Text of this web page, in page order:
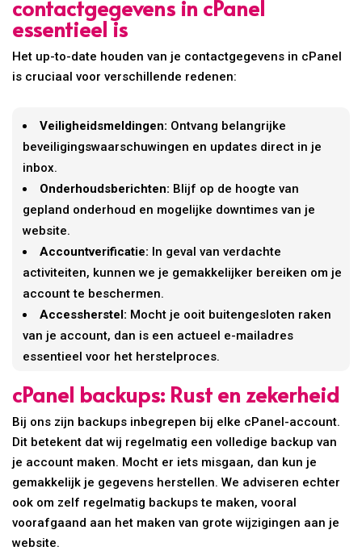
contactgegevens in cPanel
essentieel is
Het up-to-date houden van je contactgegevens in cPanel
is cruciaal voor verschillende redenen:
Veiligheidsmeldingen: Ontvang belangrijke
beveiligingswaarschuwingen en updates direct in je
inbox.
Onderhoudsberichten: Blijf op de hoogte van
gepland onderhoud en mogelijke downtimes van je
website.
Accountverificatie: In geval van verdachte
activiteiten, kunnen we je gemakkelijker bereiken om je
account te beschermen.
Accessherstel: Mocht je ooit buitengesloten raken
van je account, dan is een actueel e-mailadres
essentieel voor het herstelproces.
cPanel backups: Rust en zekerheid
Bij ons zijn backups inbegrepen bij elke cPanel-account.
Dit betekent dat wij regelmatig een volledige backup van
je account maken. Mocht er iets misgaan, dan kun je
gemakkelijk je gegevens herstellen. We adviseren echter
ook om zelf regelmatig backups te maken, vooral
voorafgaand aan het maken van grote wijzigingen aan je
website.